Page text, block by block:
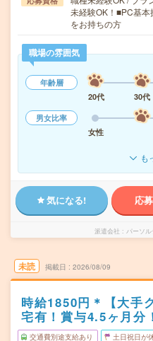
未経験OK！■PC基
をお持ちの方
職場の雰囲気
年齢層
20代
30代
男女比率
女性
も
気になる! 応
派遣会社 パーソル
未読 掲載日 2026/08/09
時給1850円＊【大手
宅有！賞与4.5ヶ月分
交通費別途支給あり 土日祝日が